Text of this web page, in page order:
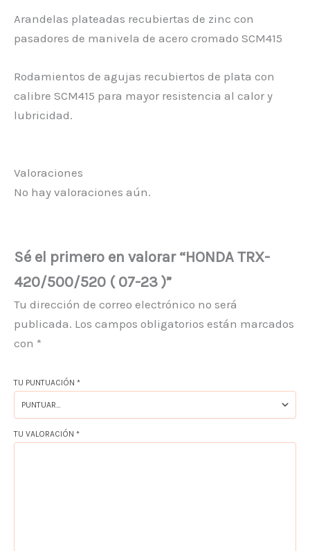
Arandelas plateadas recubiertas de zinc con
pasadores de manivela de acero cromado SCM415
Rodamientos de agujas recubiertos de plata con
calibre SCM415 para mayor resistencia al calor y
lubricidad.
Valoraciones
No hay valoraciones aún.
Sé el primero en valorar “HONDA TRX-
420/500/520 ( 07-23 )”
Tu dirección de correo electrónico no será
publicada. Los campos obligatorios están marcados
con *
TU PUNTUACIÓN *
TU VALORACIÓN *